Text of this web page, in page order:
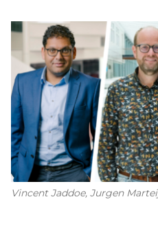
Vincent Jaddoe, Jurgen